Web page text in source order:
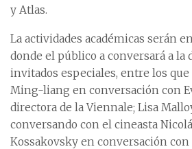
y Atlas.
La actividades académicas serán
donde el público a conversará a la
invitados especiales, entre los que
Ming-liang en conversación con
directora de la Viennale; Lisa
conversando con el cineasta
Kossakovsky en conversación con